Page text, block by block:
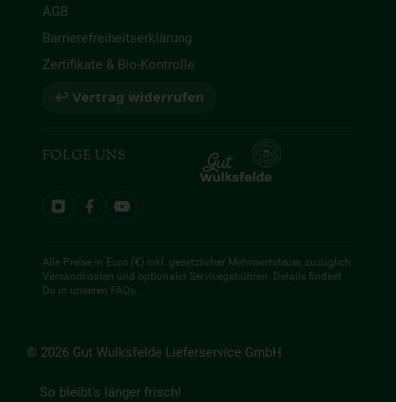
AGB
Barrierefreiheitserklärung
Zertifikate & Bio-Kontrolle
↩ Vertrag widerrufen
FOLGE UNS
Alle Preise in Euro (€) inkl. gesetzlicher Mehrwertsteuer, zuzüglich
Versandkosten und optionaler Servicegebühren. Details findest
Du in unseren FAQs.
© 2026 Gut Wulksfelde Lieferservice GmbH
So bleibt's länger frisch!